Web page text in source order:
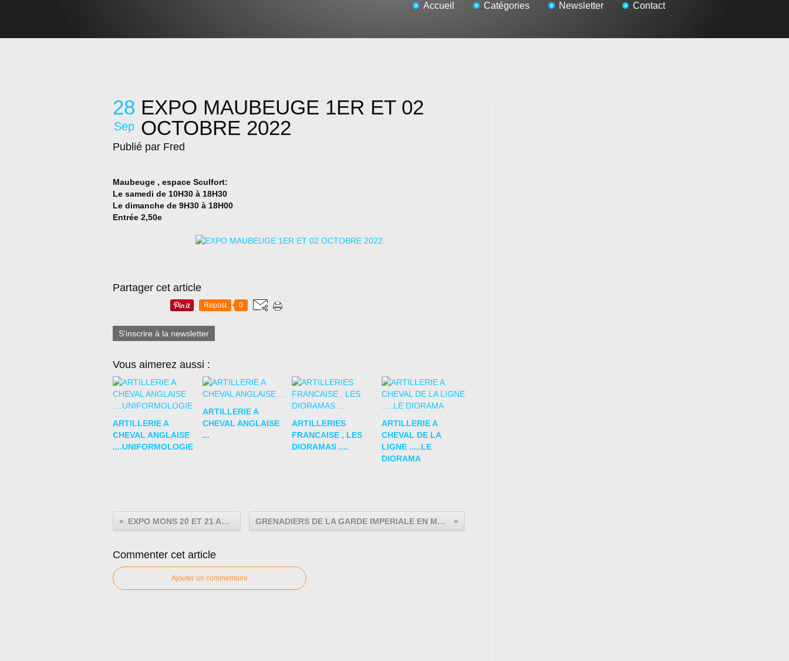
Accueil Catégories Newsletter Contact
28
Sep
EXPO MAUBEUGE 1ER ET 02
OCTOBRE 2022
Publié par Fred
Maubeuge , espace Sculfort:
Le samedi de 10H30 à 18H30
Le dimanche de 9H30 à 18H00
Entrée 2,50e
Partager cet article
Repost 0
S'inscrire à la newsletter
Vous aimerez aussi :
ARTILLERIE A
CHEVAL ANGLAISE
....UNIFORMOLOGIE
ARTILLERIE A
CHEVAL ANGLAISE
...
ARTILLERIES
FRANCAISE , LES
DIORAMAS ....
ARTILLERIE A
CHEVAL DE LA
LIGNE .....LE
DIORAMA
EXPO MONS 20 ET 21 AOUT 2022 GRENADIERS DE LA GARDE IMPERIALE EN MANTEAU .....(1)
Commenter cet article
Ajouter un commentaire